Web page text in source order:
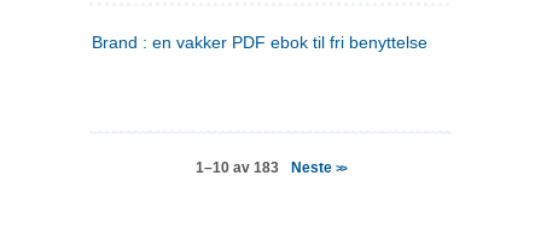
Brand : en vakker PDF ebok til fri benyttelse
1–10 av 183 Neste >>